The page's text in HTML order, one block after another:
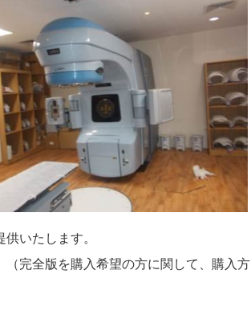
いたします。
完全版を購入希望の方に関して、購入方